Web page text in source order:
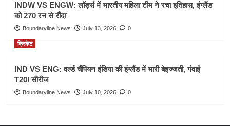
INDW VS ENGW: लॉर्ड्स में भारतीय महिला टीम ने रचा इतिहास, इंग्लैंड
को 270 रन से रौंदा
Boundaryline News July 13, 2026 0
क्रिकेट
IND VS ENG: वर्ल्ड चैंपियन इंडिया की इंग्लैंड में भारी बेइज्जती, गंवाई
T20I सीरीज
Boundaryline News July 10, 2026 0